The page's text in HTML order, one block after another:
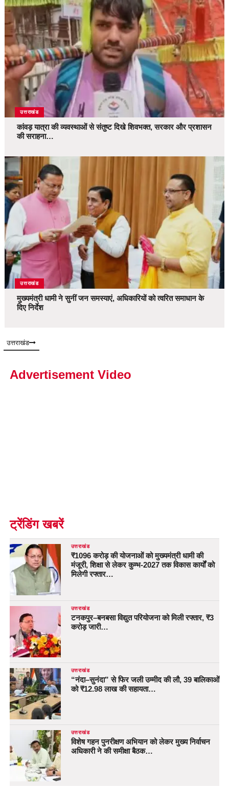
उत्तराखंड
कांवड़ यात्रा की व्यवस्थाओं से संतुष्ट दिखे शिवभक्त, सरकार और प्रशासन
की सराहना…
उत्तराखंड
मुख्यमंत्री धामी ने सुनीं जन समस्याएं, अधिकारियों को त्वरित समाधान के
दिए निर्देश
उत्तराखंड
Advertisement Video
ट्रेंडिंग खबरें
उत्तराखंड
₹1096 करोड़ की योजनाओं को मुख्यमंत्री धामी की
मंजूरी, शिक्षा से लेकर कुम्भ-2027 तक विकास कार्यों को
मिलेगी रफ्तार…
उत्तराखंड
टनकपुर–बनबसा विद्युत परियोजना को मिली रफ्तार, ₹3
करोड़ जारी…
उत्तराखंड
“नंदा–सुनंदा” से फिर जली उम्मीद की लौ, 39 बालिकाओं
को ₹12.98 लाख की सहायता…
उत्तराखंड
विशेष गहन पुनरीक्षण अभियान को लेकर मुख्य निर्वाचन
अधिकारी ने की समीक्षा बैठक…